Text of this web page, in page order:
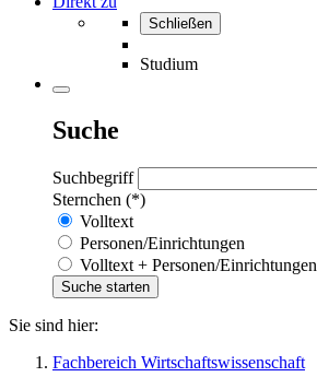
Schließen
Studium
Suche
Suchbegriff
Sternchen (*)
Volltext
Personen/Einrichtungen
Volltext + Personen/Einrichtungen
Sie sind hier:
Fachbereich Wirtschaftswissenschaft